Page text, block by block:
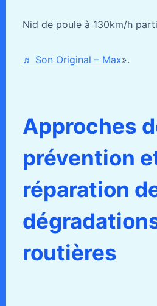
Nid de poule à 130km/h
♬ Son Original – Max».
Approches
prévention
réparation
routières